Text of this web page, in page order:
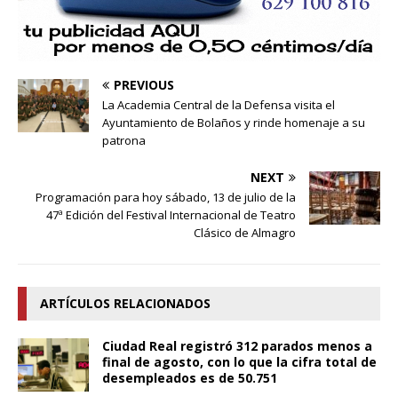
PREVIOUS
La Academia Central de la Defensa visita el
Ayuntamiento de Bolaños y rinde homenaje a su
patrona
NEXT
Programación para hoy sábado, 13 de julio de la
47ª Edición del Festival Internacional de Teatro
Clásico de Almagro
ARTÍCULOS RELACIONADOS
Ciudad Real registró 312 parados menos a
final de agosto, con lo que la cifra total de
desempleados es de 50.751